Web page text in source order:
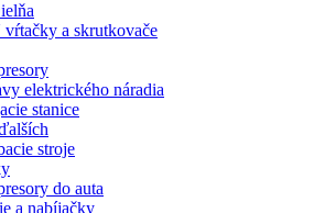
a skrutkovače
elektrického náradia
stanice
stroje
do auta
a nabíjačky